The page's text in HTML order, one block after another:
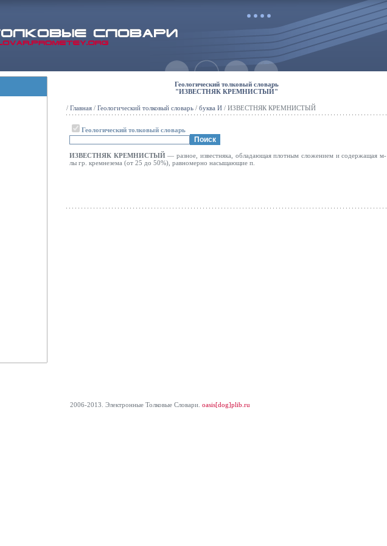
Геологический толковый словарь
"ИЗВЕСТНЯК КРЕМНИСТЫЙ"
/ Главная / Геологический толковый словарь / буква И / ИЗВЕСТНЯК КРЕМНИСТЫЙ
Геологический толковый словарь
ИЗВЕСТНЯК КРЕМНИСТЫЙ— разное, известняка, обладающая плотным сложением и содержащая м-
лы гр. кремнезема (от 25 до 50%), равномерно насыщающие п.
2006-2013. Электронные Толковые Cловари. oasis[dog]plib.ru